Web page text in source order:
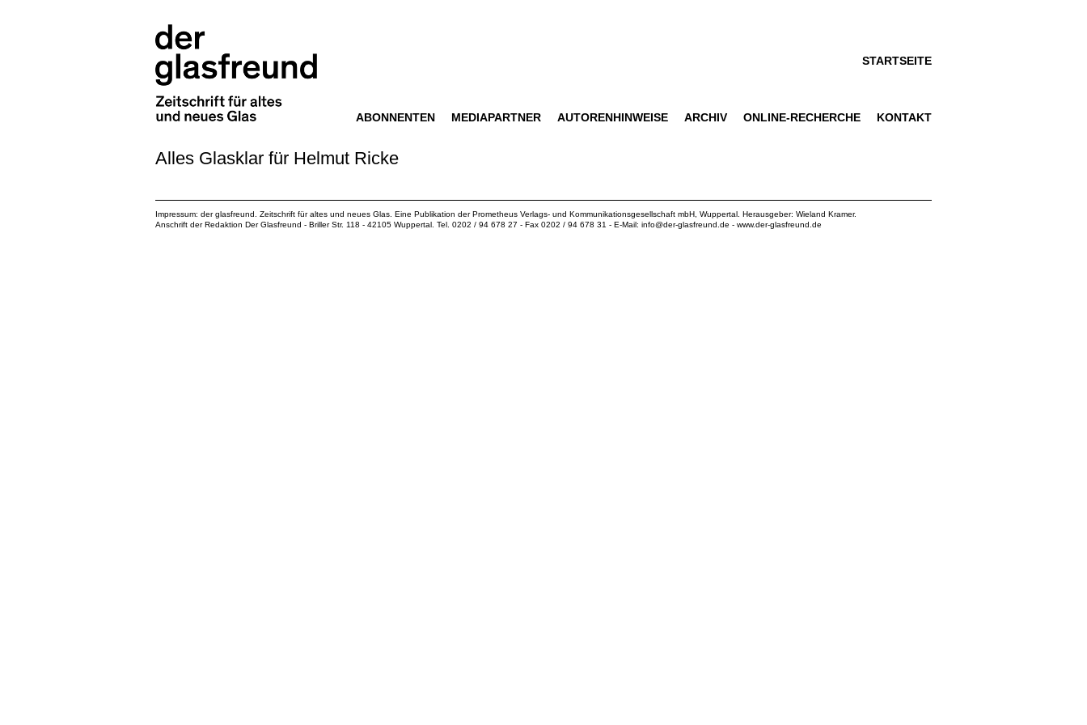
STARTSEITE
ABONNENTEN MEDIAPARTNER AUTORENHINWEISE ARCHIV ONLINE-RECHERCHE KONTAKT
Alles Glasklar für Helmut Ricke
Impressum: der glasfreund. Zeitschrift für altes und neues Glas. Eine Publikation derPrometheus Verlags- und Kommunikationsgesellschaft mbH , Wuppertal. Herausgeber: Wieland Kramer.
Anschrift der Redaktion Der Glasfreund - Briller Str. 118 - 42105 Wuppertal. Tel. 0202 / 94 678 27 - Fax 0202 / 94 678 31 - E-Mail: info@der-glasfreund.de - www.der-glasfreund.de